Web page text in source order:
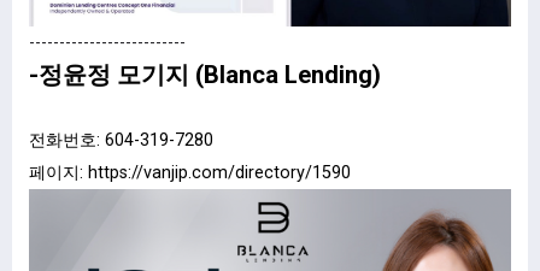
--------------------------
-정윤정 모기지 (Blanca Lending)
전화번호: 604-319-7280
페이지: https://vanjip.com/directory/1590